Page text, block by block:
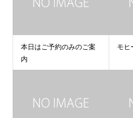
本日はご予約のみのご案
内
モヒ